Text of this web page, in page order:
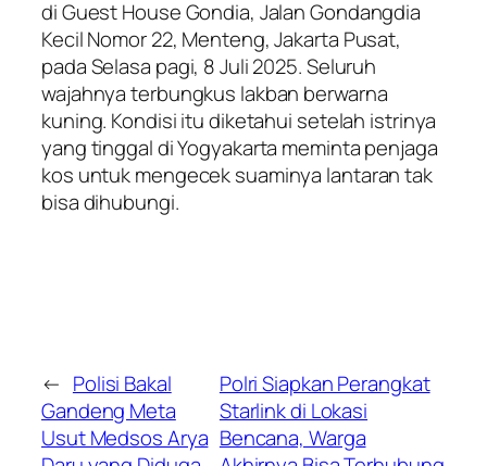
di Guest House Gondia, Jalan Gondangdia
Kecil Nomor 22, Menteng, Jakarta Pusat,
pada Selasa pagi, 8 Juli 2025. Seluruh
wajahnya terbungkus lakban berwarna
kuning. Kondisi itu diketahui setelah istrinya
yang tinggal di Yogyakarta meminta penjaga
kos untuk mengecek suaminya lantaran tak
bisa dihubungi.
← Polisi Bakal
Gandeng Meta
Usut Medsos Arya
Polri Siapkan Perangkat
Starlink di Lokasi
Bencana, Warga